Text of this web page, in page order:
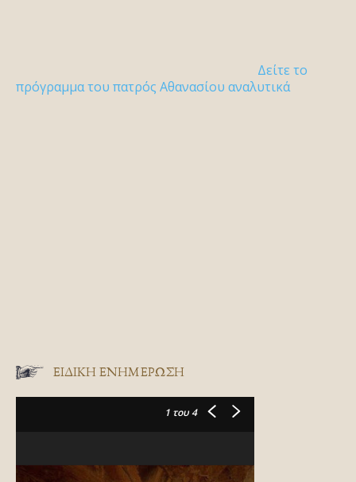
Δείτε το
πρόγραμμα του πατρός Αθανασίου αναλυτικά
ΕΙΔΙΚΉ ΕΝΗΜΈΡΩΣΗ
1 του 4